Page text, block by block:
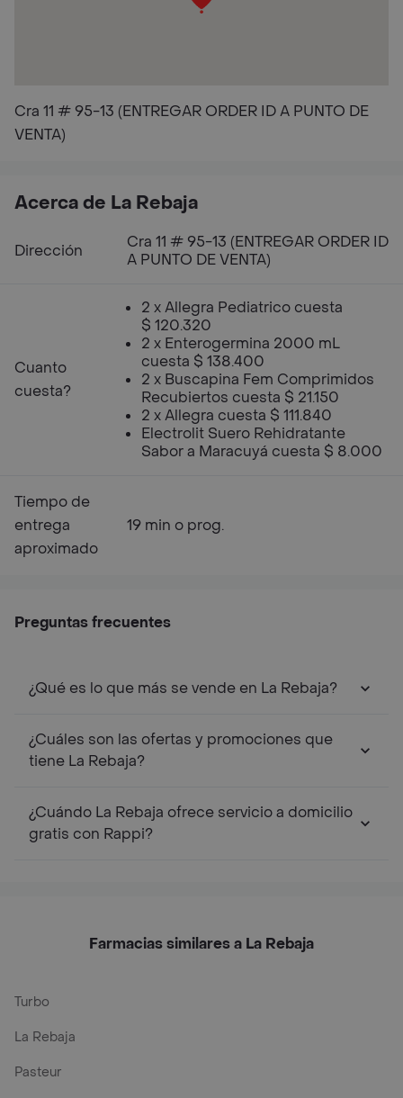
Cra 11 # 95-13 (ENTREGAR ORDER ID A PUNTO DE
VENTA)
Acerca de La Rebaja
Dirección
Cra 11 # 95-13 (ENTREGAR ORDER ID
A PUNTO DE VENTA)
Cuanto
cuesta?
2 x Allegra Pediatrico cuesta
$ 120.320
2 x Enterogermina 2000 mL
cuesta $ 138.400
2 x Buscapina Fem Comprimidos
Recubiertos cuesta $ 21.150
2 x Allegra cuesta $ 111.840
Electrolit Suero Rehidratante
Sabor a Maracuyá cuesta $ 8.000
Tiempo de
entrega
aproximado
19 min o prog.
Preguntas frecuentes
¿Qué es lo que más se vende en La Rebaja?
¿Cuáles son las ofertas y promociones que
tiene La Rebaja?
¿Cuándo La Rebaja ofrece servicio a domicilio
gratis con Rappi?
Farmacias similares a La Rebaja
Turbo
La Rebaja
Pasteur